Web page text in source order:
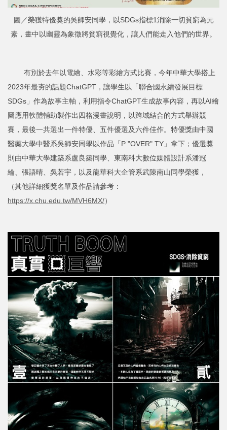
圖／榮獲特優獎的吳師安同學，以SDGs指標1消除一切貧窮為元
素，畫中以幽靈為象徵將貧窮視覺化，讓人們能走入他們的世界。
有別於去年以電繪、水彩等彩繪方式比賽，今年中華大學搭上
2023年最夯的話題ChatGPT，讓學生以「聯合國永續發展目標
SDGs」作為故事主軸，利用指令ChatGPT生成故事內容，再以AI繪
圖應用軟體輔助製作出四格漫畫說明，以跨域結合的方式舉辦競
賽，最後一共選出一件特優、五件優選及六件佳作。特優獎由中國
醫藥大學中醫系吳師安同學以作品「P "OVER" TY」拿下；優選獎
則由中華大學建築系盧良築同學、東南科大數位媒體設計系潘冠
綸、張語晴、吳若宇，以及龍華科大企管系武陳南山同學榮獲，
（其他詳細獲獎名單及作品請參考：
https://x.chu.edu.tw/MVH6MX/）